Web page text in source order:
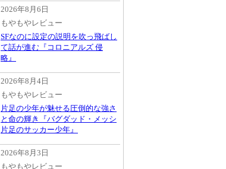
2026年8月6日
もやもやレビュー
SFなのに設定の説明を吹っ飛ばし
て話が進む『コロニアルズ 侵
略』
2026年8月4日
もやもやレビュー
片足の少年が魅せる圧倒的な強さ
と命の輝き『バグダッド・メッシ
片足のサッカー少年』
2026年8月3日
もやもやレビュー